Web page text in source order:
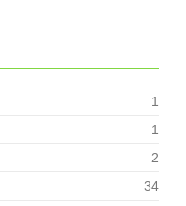
1
1
2
34